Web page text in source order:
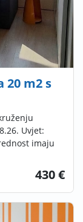
20 m2 s
Uvjet:
imaju
430 €